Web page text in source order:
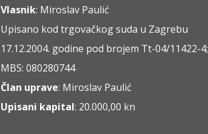
Vlasnik: Miroslav Paulić
Upisano kod trgovačkog suda u Zagrebu
17.12.2004. godine pod brojem Tt-04/11422-4;
MBS: 080280744
Član uprave: Miroslav Paulić
Upisani kapital: 20.000,00 kn